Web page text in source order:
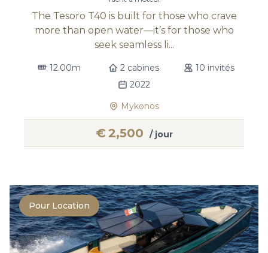
The Tesoro T40 is built for those who crave
more than open water—it’s for those who
seek seamless li...
12.00m 2 cabines
10 invités
2022
Mykonos
€2,500 / jour
Pour Location